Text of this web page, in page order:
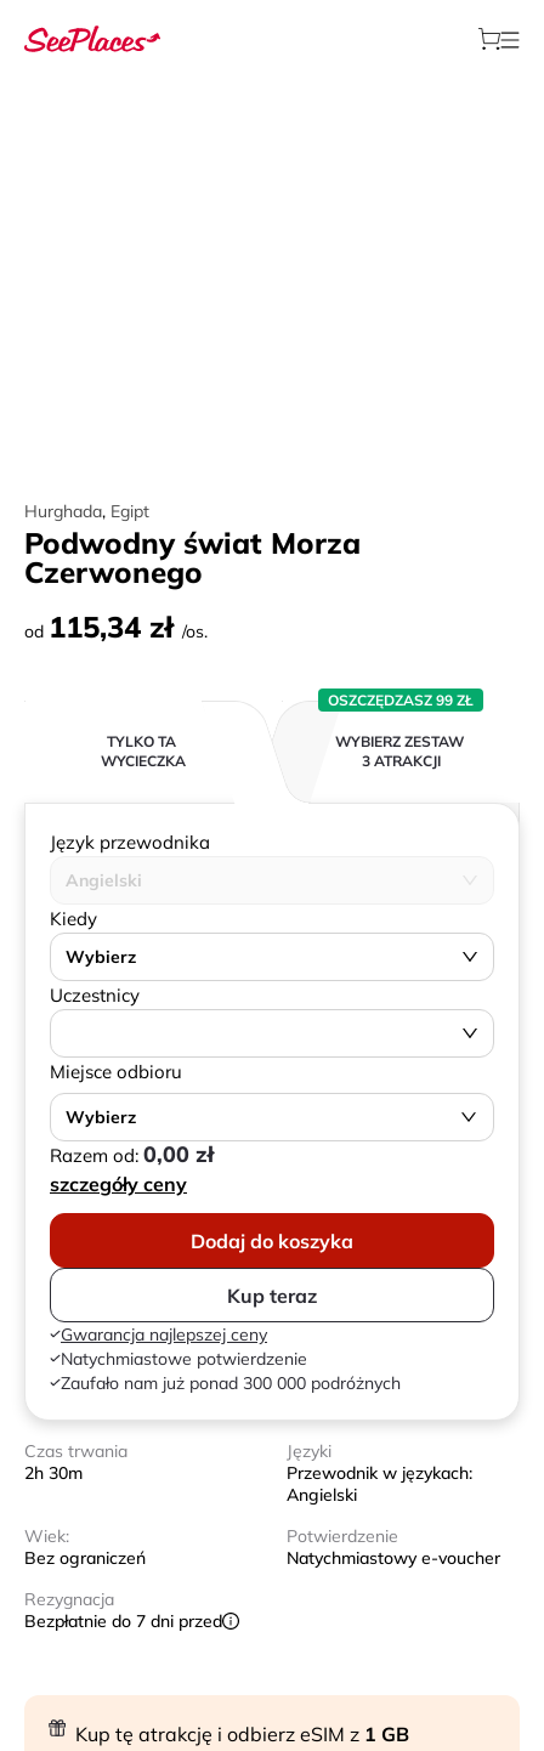
Hurghada, Egipt
Podwodny świat Morza
Czerwonego
od 115,34 zł /os.
TYLKO TA
WYCIECZKA
WYBIERZ ZESTAW
3 ATRAKCJI
OSZCZĘDZASZ 99 ZŁ
Język przewodnika
Angielski
Kiedy
Wybierz
Uczestnicy
Miejsce odbioru
Wybierz
Razem od: 0,00 zł
szczegóły ceny
Dodaj do koszyka
Kup teraz
Gwarancja najlepszej ceny
Natychmiastowe potwierdzenie
Zaufało nam już ponad 300 000 podróżnych
Czas trwania
2h 30m
Języki
Przewodnik w językach:
Angielski
Wiek:
Bez ograniczeń
Potwierdzenie
Natychmiastowy e-voucher
Rezygnacja
Bezpłatnie do 7 dni przed
Kup tę atrakcję i odbierz eSIM z 1 GB